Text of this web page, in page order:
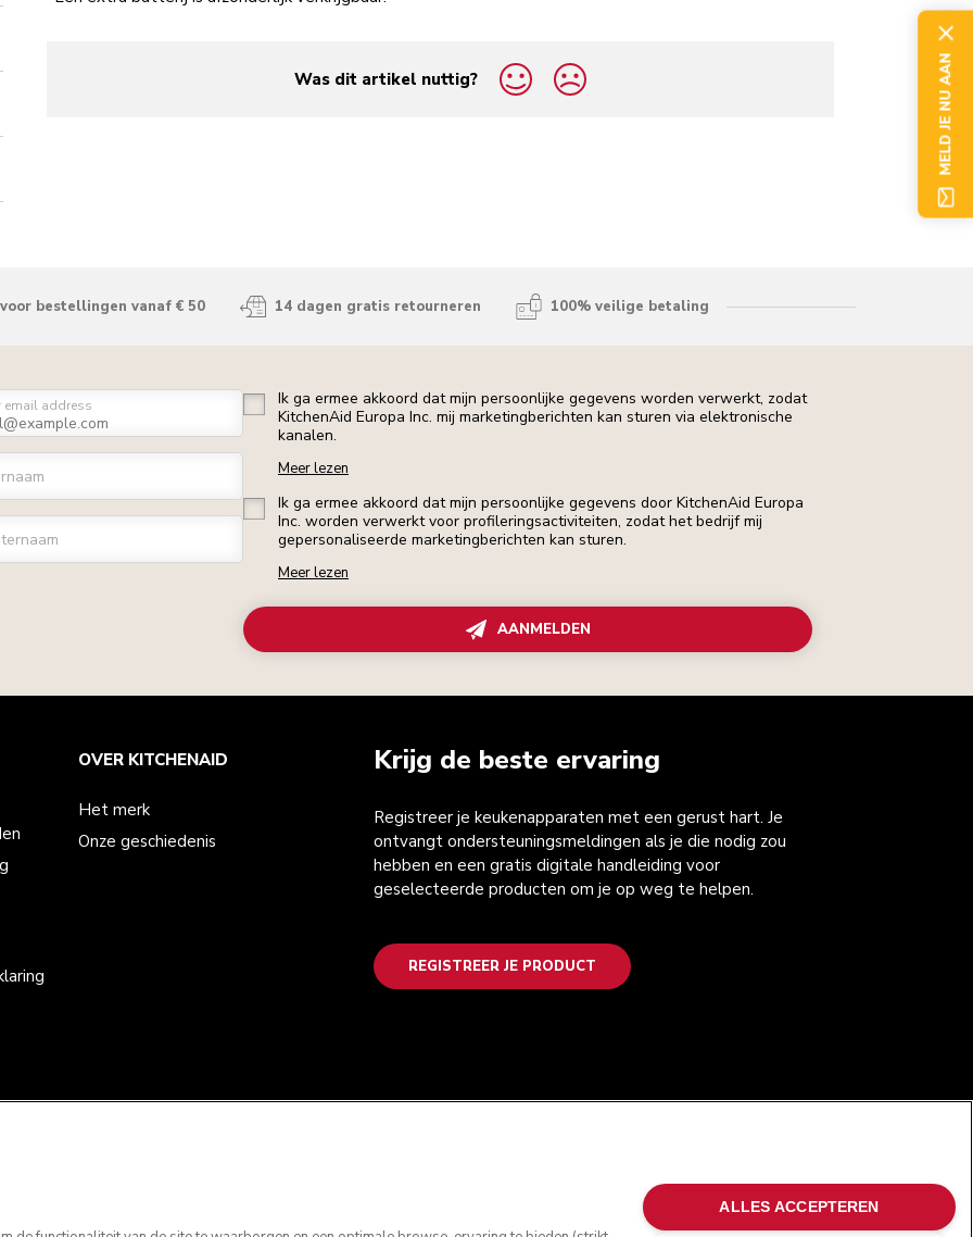
Was dit artikel nuttig?
yes
no
bestellingen vanaf € 50 14 dagen gratis retourneren 100% veilige betaling
email address
Ik ga ermee akkoord dat mijn persoonlijke gegevens worden verwerkt, zodat
KitchenAid Europa Inc. mij marketingberichten kan sturen via elektronische
kanalen.
Meer lezen
Ik ga ermee akkoord dat mijn persoonlijke gegevens door KitchenAid Europa
Inc. worden verwerkt voor profileringsactiviteiten, zodat het bedrijf mij
gepersonaliseerde marketingberichten kan sturen.
Meer lezen
AANMELDEN
Krijg de beste ervaring
Registreer je keukenapparaten met een gerust hart. Je
ontvangt ondersteuningsmeldingen als je die nodig zou
hebben en een gratis digitale handleiding voor
geselecteerde producten om je op weg te helpen.
REGISTREER JE PRODUCT
OVER KITCHENAID
Het merk
Onze geschiedenis
MELD JE NU AAN
ALLES ACCEPTEREN